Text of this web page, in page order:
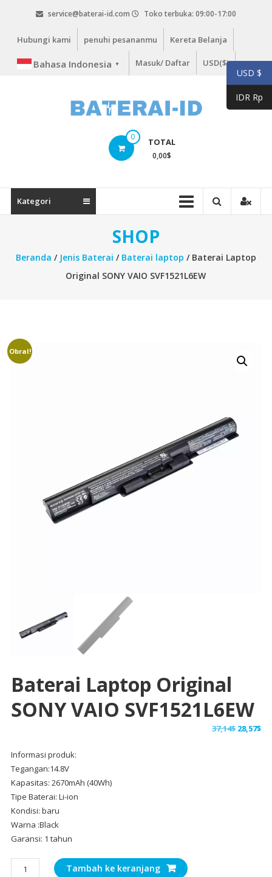
service@baterai-id.com Toko terbuka: 09:00-17:00
Hubungi kami penuhi pesananmu Kereta Belanja
Bahasa Indonesia ▼ Masuk/ Daftar USD($)
id.com
0 TOTAL
0,00$
Kategori
SHOP
Beranda / Jenis Baterai / Baterai laptop / Baterai Laptop
Original SONY VAIO SVF1521L6EW
Obral!
Baterai Laptop Original
SONY VAIO SVF1521L6EW
37,14$ Harga
28,57$
Informasi produk:
Tegangan:14.8V
Kapasitas: 2670mAh (40Wh)
Tipe Baterai: Li-ion
Kondisi: baru
Warna :Black
Garansi: 1 tahun
Kuantitas
Tambah ke keranjang
USD $
IDR Rp